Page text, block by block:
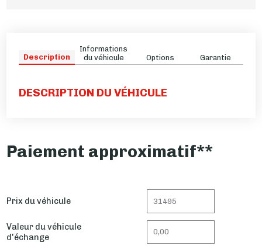
Description
Informations
du véhicule
Options Garantie
DESCRIPTION DU VÉHICULE
Paiement approximatif**
Prix du véhicule
Valeur du véhicule
d'échange